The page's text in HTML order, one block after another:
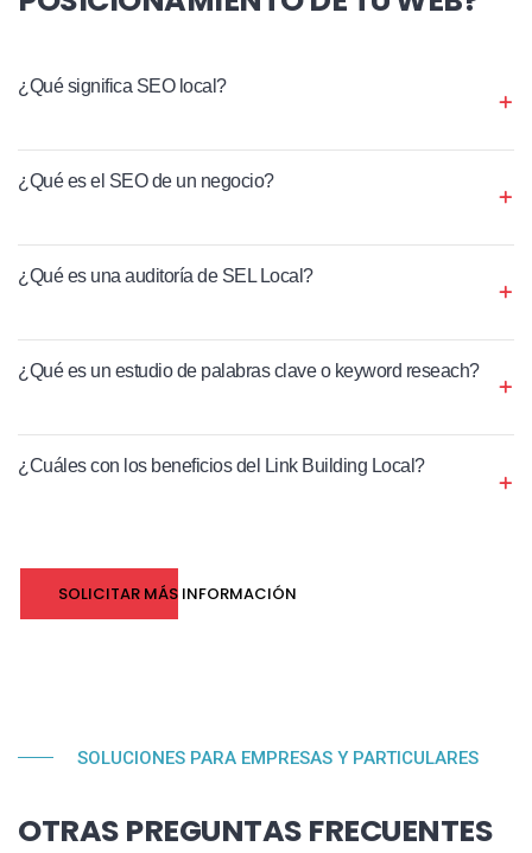
¿Qué significa SEO local?
¿Qué es el SEO de un negocio?
¿Qué es una auditoría de SEL Local?
¿Qué es un estudio de palabras clave o keyword reseach?
¿Cuáles con los beneficios del Link Building Local?
SOLICITAR MÁS INFORMACIÓN
SOLUCIONES PARA EMPRESAS Y PARTICULARES
OTRAS PREGUNTAS FRECUENTES